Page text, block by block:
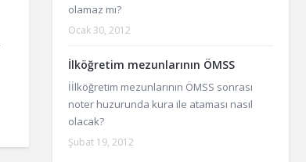
olamaz mı?
Ocak 30, 2012
İlköğretim mezunlarının ÖMSS
İİlköğretim mezunlarının ÖMSS sonrası
noter huzurunda kura ile ataması nasıl
olacak?
Şubat 19, 2012